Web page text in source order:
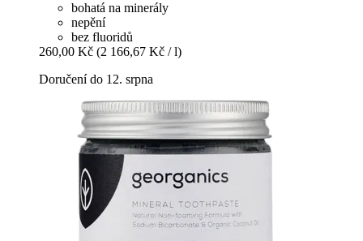
bohatá na minerály
nepění
bez fluoridů
260,00 Kč (2 166,67 Kč / l)
Doručení do 12. srpna